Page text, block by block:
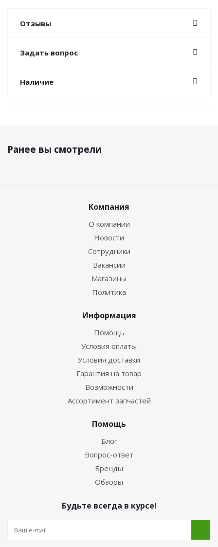
Отзывы
Задать вопрос
Наличие
Ранее вы смотрели
Компания
О компании
Новости
Сотрудники
Вакансии
Магазины
Политика
Информация
Помощь
Условия оплаты
Условия доставки
Гарантия на товар
Возможности
Ассортимент запчастей
Помощь
Блог
Вопрос-ответ
Бренды
Обзоры
Будьте всегда в курсе!